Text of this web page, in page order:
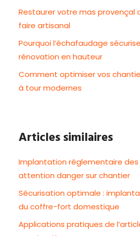
Restaurer votre mas provençal
faire artisanal
Pourquoi l’échafaudage
rénovation en hauteur
Comment optimiser vos
à tour modernes
Articles similaires
Implantation réglementaire des
attention danger sur chantier
Sécurisation optimale :
du coffre-fort domestique
Applications pratiques de